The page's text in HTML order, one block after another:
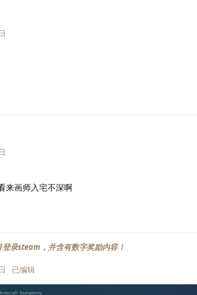
来画师入宅不深啊
登录steam，并含有数字奖励内容！
已编辑